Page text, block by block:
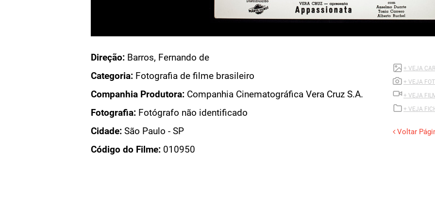
Direção: Barros, Fernando de
Categoria: Fotografia de filme brasileiro
Companhia Produtora: Companhia Cinematográfica Vera Cruz S.A.
Fotografia: Fotógrafo não identificado
Cidade: São Paulo - SP
Código do Filme: 010950
+ VEJA
+ VEJA
+ VEJA
+ VEJA
Voltar